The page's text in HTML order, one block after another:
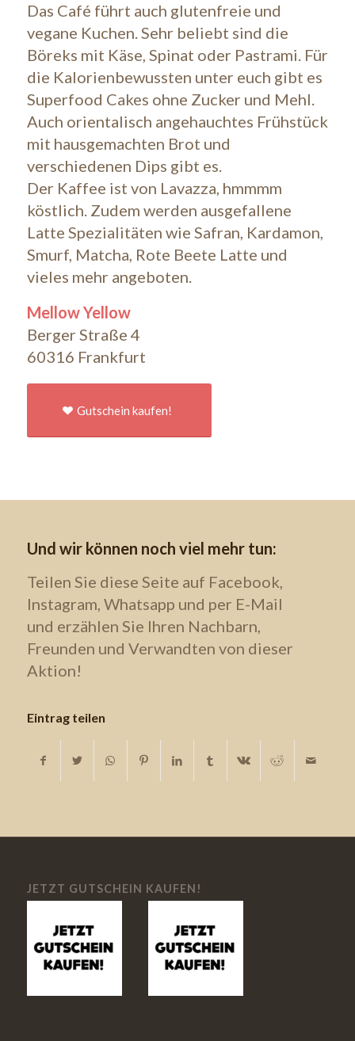
Das Café führt auch glutenfreie und
vegane Kuchen. Sehr beliebt sind die
Böreks mit Käse, Spinat oder Pastrami. Für
die Kalorienbewussten unter euch gibt es
Superfood Cakes ohne Zucker und Mehl.
Auch orientalisch angehauchtes Frühstück
mit hausgemachten Brot und
verschiedenen Dips gibt es.
Der Kaffee ist von Lavazza, hmmmm
köstlich. Zudem werden ausgefallene
Latte Spezialitäten wie Safran, Kardamon,
Smurf, Matcha, Rote Beete Latte und
vieles mehr angeboten.
Mellow Yellow
Berger Straße 4
60316 Frankfurt
Gutschein kaufen!
Und wir können noch viel mehr tun:
Teilen Sie diese Seite auf Facebook,
Instagram, Whatsapp und per E-Mail
und erzählen Sie Ihren Nachbarn,
Freunden und Verwandten von dieser
Aktion!
Eintrag teilen
JETZT GUTSCHEIN KAUFEN!